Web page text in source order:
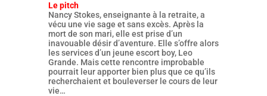
Le pitch
Nancy Stokes, enseignante à la retraite, a
vécu une vie sage et sans excès. Après la
mort de son mari, elle est prise d’un
inavouable désir d’aventure. Elle s’offre alors
les services d’un jeune escort boy, Leo
Grande. Mais cette rencontre improbable
pourrait leur apporter bien plus que ce qu’ils
recherchaient et bouleverser le cours de leur
vie…